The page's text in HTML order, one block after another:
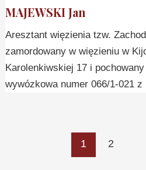
MAJEWSKI Jan
Aresztant więzienia tzw.
zamordowany w więzieniu w
Karolenkiwskiej 17 i
wywózkowa numer 066/1-021 z
1 2